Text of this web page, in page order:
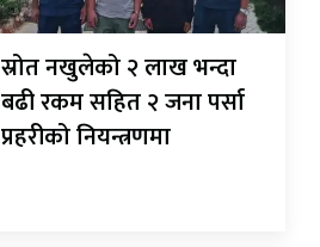
स्रोत नखुलेको २ लाख भन्दा
बढी रकम सहित २ जना पर्सा
प्रहरीको नियन्त्रणमा